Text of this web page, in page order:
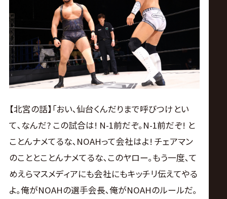
【北宮の話】｢おい､仙台くんだりまで呼びつけとい
て､なんだ? この試合は! N-1前だぞ｡N-1前だぞ! と
ことんナメてるな､NOAHって会社はよ! チェアマン
のこととことんナメてるな､このヤロー｡もう一度､て
めえらマスメディアにも会社にもキッチリ伝えてやる
よ｡俺がNOAHの選手会長､俺がNOAHのルールだ｡